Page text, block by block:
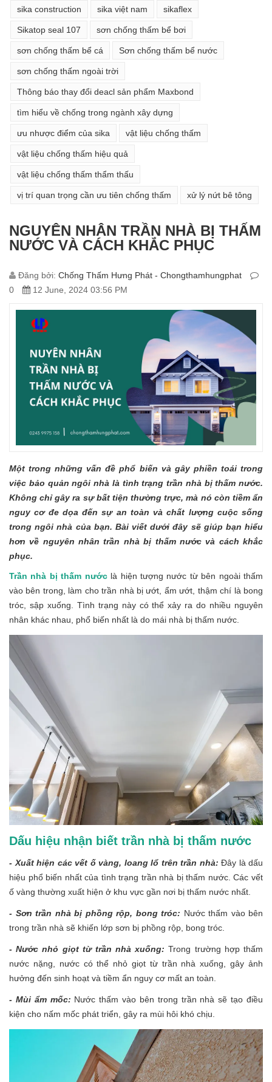
sika construction sika việt nam sikaflex
Sikatop seal 107 sơn chống thấm bể bơi
sơn chống thấm bể cá Sơn chống thấm bể nước
sơn chống thấm ngoài trời
Thông báo thay đổi deacl sản phẩm Maxbond
tìm hiểu về chống trong ngành xây dựng
ưu nhược điểm của sika vật liệu chống thấm
vật liệu chống thấm hiệu quả
vật liệu chống thấm thẩm thấu
vị trí quan trọng cần ưu tiên chống thấm xử lý nứt bê tông
NGUYÊN NHÂN TRẦN NHÀ BỊ THẤM
NƯỚC VÀ CÁCH KHẮC PHỤC
Đăng bởi: Chống Thấm Hưng Phát - Chongthamhungphat
0
12 June, 2024 03:56 PM
Một trong những vấn đề phổ biến và gây phiền toái trong
việc bảo quản ngôi nhà là tình trạng trần nhà bị thấm nước.
Không chỉ gây ra sự bất tiện thường trực, mà nó còn tiềm ẩn
nguy cơ đe dọa đến sự an toàn và chất lượng cuộc sống
trong ngôi nhà của bạn. Bài viết dưới đây sẽ giúp bạn hiểu
hơn về nguyên nhân trần nhà bị thấm nước và cách khắc
phục.
Trần nhà bị thấm nướclà hiện tượng nước từ bên ngoài thấm
vào bên trong, làm cho trần nhà bị ướt, ẩm ướt, thậm chí là bong
tróc, sập xuống. Tình trạng này có thể xảy ra do nhiều nguyên
nhân khác nhau, phổ biến nhất là do mái nhà bị thấm nước.
Dấu hiệu nhận biết trần nhà bị thấm nước
- Xuất hiện các vết ố vàng, loang lổ trên trần nhà: Đây là dấu
hiệu phổ biến nhất của tình trạng trần nhà bị thấm nước. Các vết
ố vàng thường xuất hiện ở khu vực gần nơi bị thấm nước nhất.
- Sơn trần nhà bị phồng rộp, bong tróc: Nước thấm vào bên
trong trần nhà sẽ khiến lớp sơn bị phồng rộp, bong tróc.
- Nước nhỏ giọt từ trần nhà xuống: Trong trường hợp thấm
nước nặng, nước có thể nhỏ giọt từ trần nhà xuống, gây ảnh
hưởng đến sinh hoạt và tiềm ẩn nguy cơ mất an toàn.
- Mùi ẩm mốc: Nước thấm vào bên trong trần nhà sẽ tạo điều
kiện cho nấm mốc phát triển, gây ra mùi hôi khó chịu.